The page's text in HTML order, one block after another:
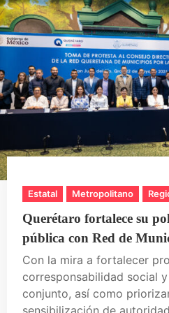
Estatal Metropolitano
Querétaro fortalece su
pública con Red de
Con la mira a fortalecer
corresponsabilidad social
conjunto, así como